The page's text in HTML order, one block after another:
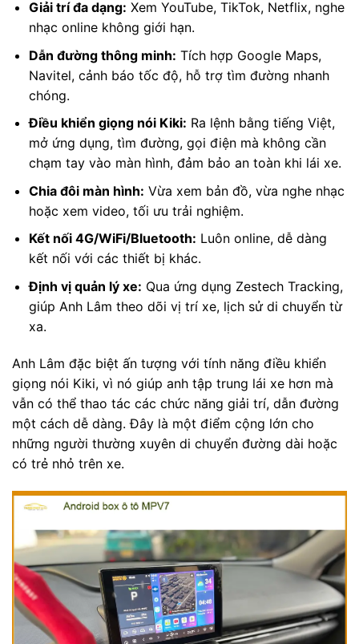
Giải trí đa dạng: Xem YouTube, TikTok, Netflix, nghe
nhạc online không giới hạn.
Dẫn đường thông minh: Tích hợp Google Maps,
Navitel, cảnh báo tốc độ, hỗ trợ tìm đường nhanh
chóng.
Điều khiển giọng nói Kiki: Ra lệnh bằng tiếng Việt,
mở ứng dụng, tìm đường, gọi điện mà không cần
chạm tay vào màn hình, đảm bảo an toàn khi lái xe.
Chia đôi màn hình: Vừa xem bản đồ, vừa nghe nhạc
hoặc xem video, tối ưu trải nghiệm.
Kết nối 4G/WiFi/Bluetooth: Luôn online, dễ dàng
kết nối với các thiết bị khác.
Định vị quản lý xe: Qua ứng dụng Zestech Tracking,
giúp Anh Lâm theo dõi vị trí xe, lịch sử di chuyển từ
xa.
Anh Lâm đặc biệt ấn tượng với tính năng điều khiển
giọng nói Kiki, vì nó giúp anh tập trung lái xe hơn mà
vẫn có thể thao tác các chức năng giải trí, dẫn đường
một cách dễ dàng. Đây là một điểm cộng lớn cho
những người thường xuyên di chuyển đường dài hoặc
có trẻ nhỏ trên xe.